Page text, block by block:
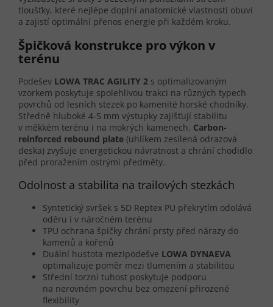
tloušťky, které nejlépe doplní anatomické vlastnosti obuvi
a zajistí optimální přenos energie při každém kroku.
Špičková konstrukce pro výkon v
terénu
Podešev LOWA TRAC AGILITY 2 s optimalizovaným
vzorkem poskytuje spolehlivou trakci na různých typech
povrchů od lesních stezek po kamenité horské chodníky.
Středně hluboké 4-5 mm výstupky zajišťují stabilitu
v měkkém terénu i na mokrých kamenech. Carbon-
reinforced rebound plate (uhlíkem zesílená odrazová
deska) zvyšuje energetickou návratnost a chrání chodidlo
před proražením ostrými předměty.
Odolnost a stabilita na trailových stezkách
Syntetický svršek s 5D Reptex PU překrytím odolává
oděru i v náročném terénu
TPU ochrana špičky chrání prsty před nárazy do
kamenů a kořenů
Duální hustota mezipodešve LOWA DYNAEVA
optimalizuje poměr mezi tlumením a stabilitou
Střední torzní tuhost poskytuje podporu
na nerovném povrchu bez omezení přirozené
flexibility